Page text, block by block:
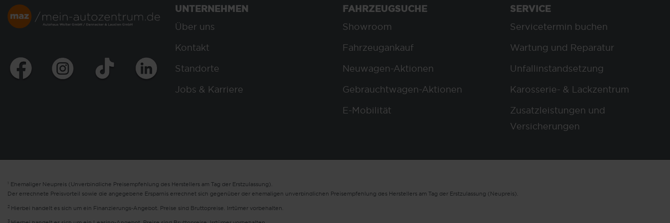
UNTERNEHMEN
Über uns
Kontakt
Standorte
Jobs & Karriere
FAHRZEUGSUCHE
Showroom
Fahrzeugankauf
Neuwagen-Aktionen
Gebrauchtwagen-Aktionen
E-Mobilität
SERVICE
Servicetermin buchen
Wartung und Reparatur
Unfallinstandsetzung
Karosserie- & Lackzentrum
Zusatzleistungen und
Versicherungen
1 Ehemaliger Neupreis (Unverbindliche Preisempfehlung des Herstellers am Tag der Erstzulassung).
Der errechnete Preisvorteil sowie die angegebene Ersparnis errechnet sich gegenüber der ehemaligen unverbindlichen Preisempfehlung des Herstellers am Tag der Erstzulassung (Neupreis).
2 Hierbei handelt es sich um ein Finanzierungs-Angebot. Preise sind Bruttopreise. Irrtümer vorbehalten.
3